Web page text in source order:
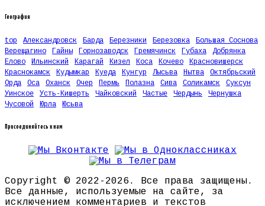
География
top Александровск Барда Березники Березовка
Большая Соснова
Верещагино
Гайны Горнозаводск Гремячинск Губаха
Добрянка
Елово
Ильинский Карагай Кизел Коса Кочево
Красновишерск
Краснокамск
Кудымкар Куеда Кунгур Лысьва Нытва
Октябрьский
Орда
Оса Оханск Очер Пермь Полазна Сива Соликамск
Суксун
Уинское
Усть-Кишерть Чайковский Частые Чердынь
Чернушка
Чусовой
Юрла Юсьва
Присоединяйтесь к нам
Copyright © 2022-2026. Все права защищены.
Все данные, используемые на сайте, за
исключением комментариев и текстов